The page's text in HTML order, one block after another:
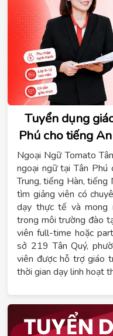
Tuyển dụng
Phú cho tiếng
Ngoại Ngữ Tomato
ngoại ngữ tại Tân Phú
Trung, tiếng Hàn,
tìm giảng viên có
dạy thực tế và mong
trong môi trường đào
viên full-time hoặc
sở 219 Tân Quý,
viên được hỗ trợ giáo
thời gian dạy linh hoạt